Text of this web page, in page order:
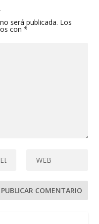
será publicada. Los
con*